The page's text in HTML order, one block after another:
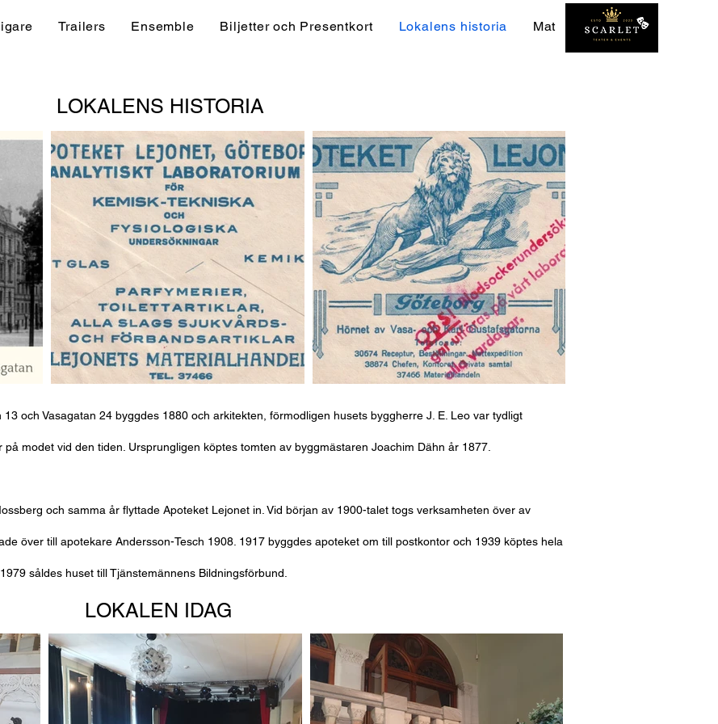
Trailers Ensemble Biljetter och Presentkort Lokalens historia Mat
LOKALENS HISTORIA
och Vasagatan 24 byggdes 1880 och arkitekten, förmodligen husets byggherre J. E. Leo var tydligt
modet vid den tiden. Ursprungligen köptes tomten av byggmästaren Joachim Dähn år 1877.
och samma år flyttade Apoteket Lejonet in. Vid början av 1900-talet togs verksamheten över av
över till apotekare Andersson-Tesch 1908. 1917 byggdes apoteket om till postkontor och 1939 köptes hela
såldes huset till Tjänstemännens Bildningsförbund.
LOKALEN IDAG